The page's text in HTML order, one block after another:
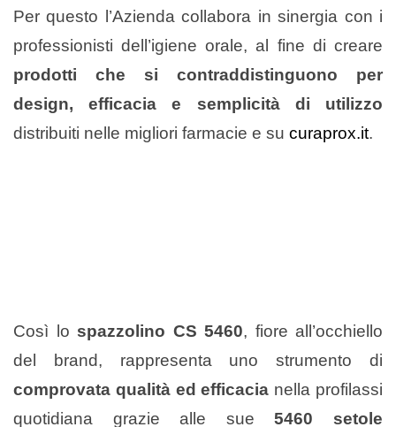
Per questo l’Azienda collabora in sinergia con i
professionisti dell’igiene orale, al fine di creare
prodotti che si contraddistinguono per
design, efficacia e semplicità di utilizzo
distribuiti nelle migliori farmacie e su curaprox.it.
Così lo spazzolino CS 5460, fiore all’occhiello
del brand, rappresenta uno strumento di
comprovata qualità ed efficacia nella profilassi
quotidiana grazie alle sue5460 setole